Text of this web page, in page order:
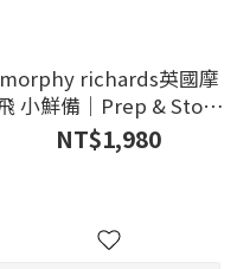
morphy richards英國摩
小鮮備｜Prep & Store
保鮮備料調理機
MFP1004W
NT$1,980